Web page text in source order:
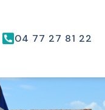
04 77 27 81 22